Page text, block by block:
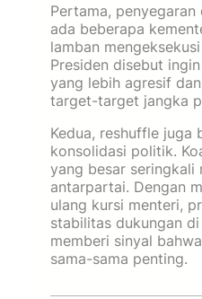
Pertama,
ada beberapa
lamban
Presiden disebut
yang lebih agresif
target-target jangka
Kedua, reshuffle juga
konsolidasi politik.
yang besar seringkali
antarpartai. Dengan
ulang kursi menteri,
stabilitas dukungan
memberi sinyal
sama-sama penting.